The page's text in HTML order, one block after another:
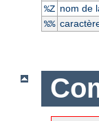
%Z nom de
%%